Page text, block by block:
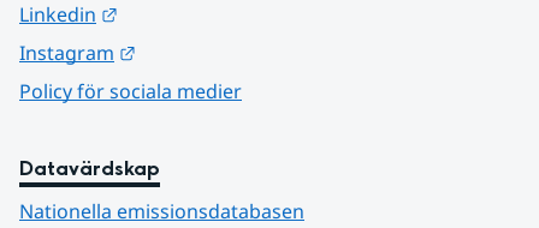
Linkedin
Instagram
Policy för sociala medier
Datavärdskap
Nationella emissionsdatabasen